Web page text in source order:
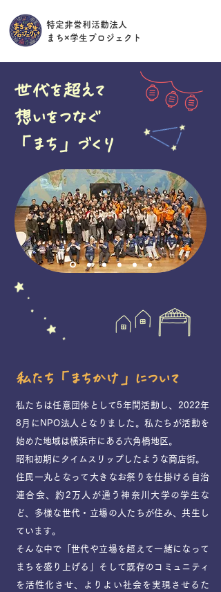
特定非営利活動法人
​まち×学生プロジェクト
世代を超えて
想いをつなぐ
​「まち」づくり
​私たち「まちかけ」について
私たちは任意団体として5年間活動し、2022年
8月にNPO法人となりました。私たちが活動を
始めた地域は横浜市にある六角橋地区。
昭和初期にタイムスリップしたような商店街。
住民一丸となって大きなお祭りを仕掛ける自治
連合会、約2万人が通う神奈川大学の学生な
ど、多様な世代・立場の人たちが住み、共生し
ています。
そんな中で「世代や立場を超えて一緒になって
まちを盛り上げる」そして既存のコミュニティ
を活性化させ、よりよい社会を実現させるた